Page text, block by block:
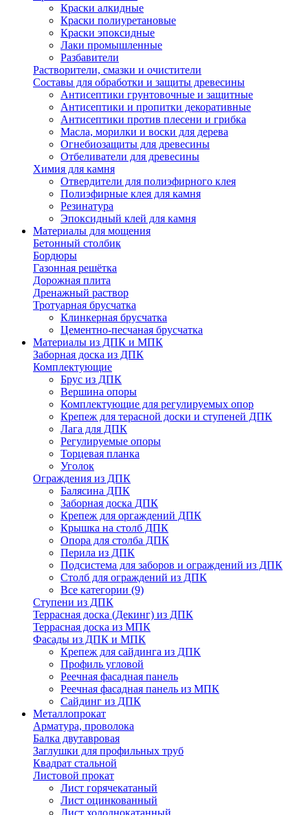
Краски алкидные
Краски полиуретановые
Краски эпоксидные
Лаки промышленные
Разбавители
Растворители, смазки и очистители
Составы для обработки и защиты древесины
Антисептики грунтовочные и защитные
Антисептики и пропитки декоративные
Антисептики против плесени и грибка
Масла, морилки и воски для дерева
Огнебиозащиты для древесины
Отбеливатели для древесины
Химия для камня
Отвердители для полиэфирного клея
Полиэфирные клея для камня
Резинатура
Эпоксидный клей для камня
Материалы для мощения
Бетонный столбик
Бордюры
Газонная решётка
Дорожная плита
Дренажный раствор
Тротуарная брусчатка
Клинкерная брусчатка
Цементно-песчаная брусчатка
Материалы из ДПК и МПК
Заборная доска из ДПК
Комплектующие
Брус из ДПК
Вершина опоры
Комплектующие для регулируемых опор
Крепеж для терасной доски и ступеней ДПК
Лага для ДПК
Регулируемые опоры
Торцевая планка
Уголок
Ограждения из ДПК
Балясина ДПК
Заборная доска ДПК
Крепеж для оргаждений ДПК
Крышка на столб ДПК
Опора для столба ДПК
Перила из ДПК
Подсистема для заборов и ограждений из ДПК
Столб для ограждений из ДПК
Все категории (9)
Ступени из ДПК
Террасная доска (Декинг) из ДПК
Террасная доска из МПК
Фасады из ДПК и МПК
Крепеж для сайдинга из ДПК
Профиль угловой
Реечная фасадная панель
Реечная фасадная панель из МПК
Сайдинг из ДПК
Металлопрокат
Арматура, проволока
Балка двутавровая
Заглушки для профильных труб
Квадрат стальной
Листовой прокат
Лист горячекатаный
Лист оцинкованный
Лист холоднокатанный